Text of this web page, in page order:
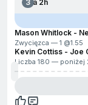
3Za 2h
Mason Whitlock -
Zwycięzca — 1 @1.55
Kevin Cottiss - Joe
Liczba 180 — poniżej